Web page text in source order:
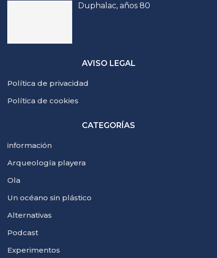
Duphalac, años 80
AVISO LEGAL
Política de privacidad
Política de cookies
CATEGORÍAS
información
Arqueología playera
Ola
Un océano sin plástico
Alternativas
Podcast
Experimentos